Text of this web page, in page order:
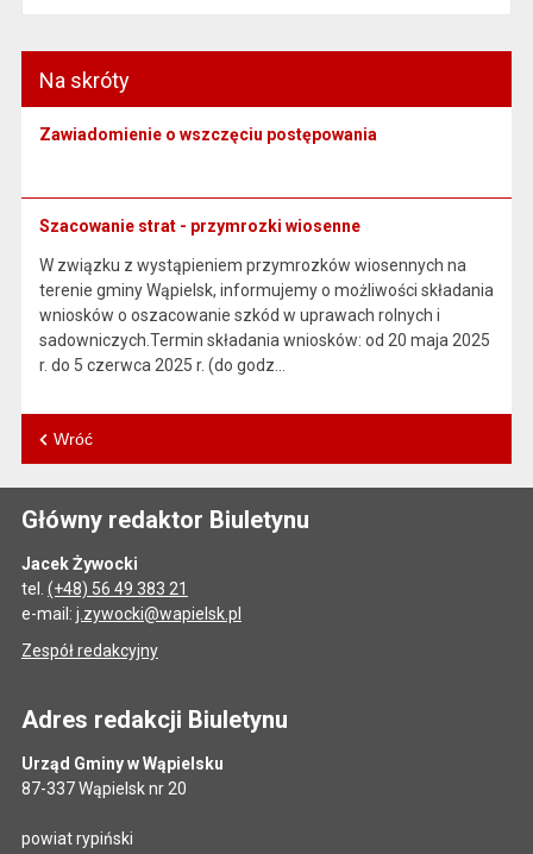
Na skróty
Zawiadomienie o wszczęciu postępowania
Szacowanie strat - przymrozki wiosenne
W związku z wystąpieniem przymrozków wiosennych na
terenie gminy Wąpielsk, informujemy o możliwości składania
wniosków o oszacowanie szkód w uprawach rolnych i
sadowniczych.Termin składania wniosków: od 20 maja 2025
r. do 5 czerwca 2025 r. (do godz…
Wróć
Główny redaktor Biuletynu
Jacek Żywocki
tel. (+48) 56 49 383 21
e-mail: j.zywocki@wapielsk.pl
Zespół redakcyjny
Adres redakcji Biuletynu
Urząd Gminy w Wąpielsku
87-337 Wąpielsk nr 20
powiat rypiński